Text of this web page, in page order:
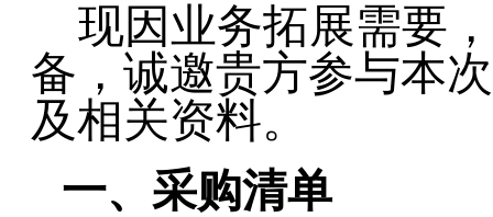
现因业务拓展需要
备 ， 诚邀贵方参与本
及相关资料。
一、采购清单